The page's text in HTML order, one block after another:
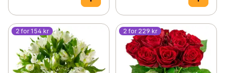
2 for 154 kr 2 for 229 kr